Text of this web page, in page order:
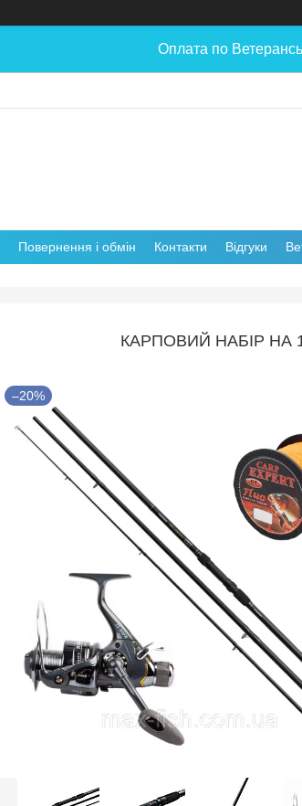
Оплата по
Повернення і обмін Контакти Відгуки
КАРПОВИЙ НАБІР НА
–20%